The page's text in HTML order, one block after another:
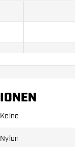
Set = 3 Stück).
Keine
Nylon